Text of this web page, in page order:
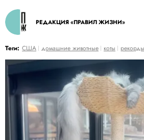
РЕДАКЦИЯ «ПРАВИЛ ЖИЗНИ»
Теги: США домашние животные коты рекорды